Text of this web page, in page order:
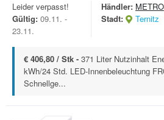
Leider verpasst!
Gültig: 09.11. -
23.11.
Händler: METRO
Stadt:
Ternitz
€ 406,80 / Stk - 371 Liter Nutzinhalt
kWh/24 Std. LED-Innenbeleuchtung
Schnellge...